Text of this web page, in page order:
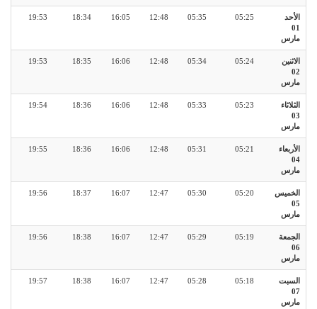
الأحد
01
مارس
05:25
05:35
12:48
16:05
18:34
19:53
الاثنين
02
مارس
05:24
05:34
12:48
16:06
18:35
19:53
الثلاثاء
03
مارس
05:23
05:33
12:48
16:06
18:36
19:54
الأربعاء
04
مارس
05:21
05:31
12:48
16:06
18:36
19:55
الخميس
05
مارس
05:20
05:30
12:47
16:07
18:37
19:56
الجمعة
06
مارس
05:19
05:29
12:47
16:07
18:38
19:56
السبت
07
مارس
05:18
05:28
12:47
16:07
18:38
19:57